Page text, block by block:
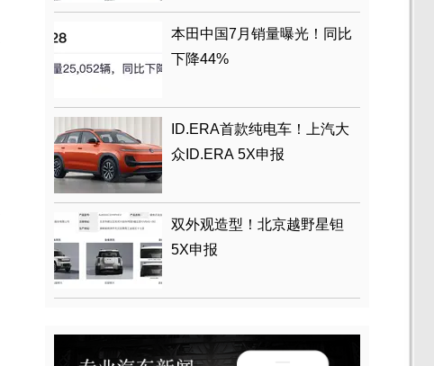
本田中国7月销量曝光！同比
下降44%
ID.ERA首款纯电车！上汽大
众ID.ERA 5X申报
双外观造型！北京越野星钽
5X申报